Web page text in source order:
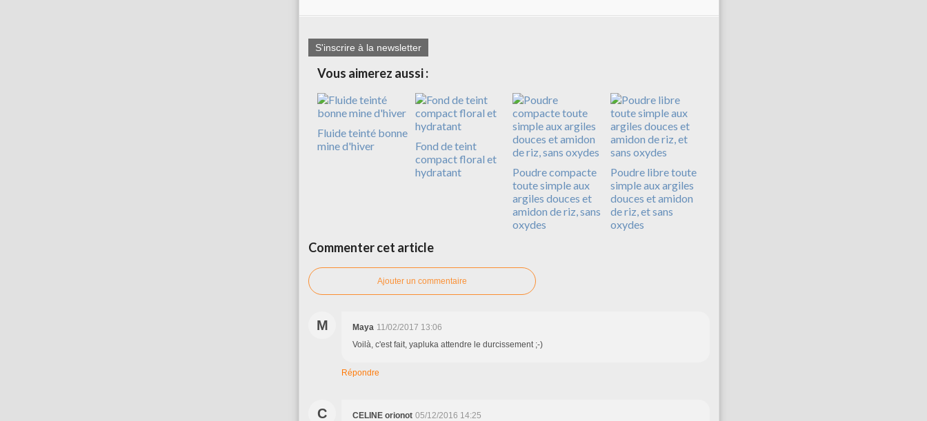
S'inscrire à la newsletter
Vous aimerez aussi :
Fluide teinté bonne
mine d'hiver
Fond de teint
compact floral et
hydratant
Poudre compacte
toute simple aux
argiles douces et
amidon de riz, sans
oxydes
Poudre libre toute
simple aux argiles
douces et amidon
de riz, et sans
oxydes
Commenter cet article
Ajouter un commentaire
M Maya 11/02/2017 13:06
Voilà, c'est fait, yapluka attendre le durcissement ;-)
Répondre
C CELINE orionot 05/12/2016 14:25